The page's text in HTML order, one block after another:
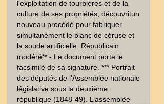
l'exploitation de tourbières et de la
culture de ses propriétés, découvritun
nouveau procédé pour fabriquer
simultanément le blanc de céruse et
la soude artificielle. Républicain
modéré** - Le document porte le
facsimilé de sa signature. *** Portrait
des députés de l’Assemblée nationale
législative sous la deuxième
république (1848-49). L’assemblée